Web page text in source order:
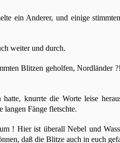
ein Anderer, und einige
weiter und durch.
Blitzen geholfen, Nordländer
knurrte die Worte leise
langen Fänge fletschte.
! Hier ist überall Nebel und
daß die Blitze auch in euch